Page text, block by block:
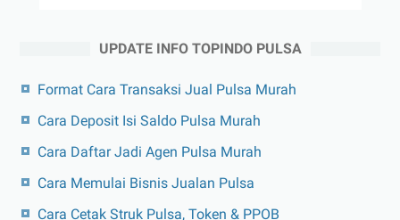
UPDATE INFO TOPINDO PULSA
Format Cara Transaksi Jual Pulsa Murah
Cara Deposit Isi Saldo Pulsa Murah
Cara Daftar Jadi Agen Pulsa Murah
Cara Memulai Bisnis Jualan Pulsa
Cara Cetak Struk Pulsa, Token & PPOB